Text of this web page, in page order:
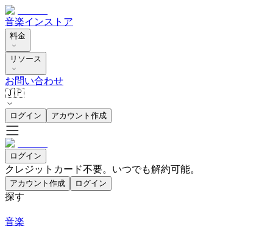
音楽インストア
料金
リソース
お問い合わせ
🇯🇵
ログイン アカウント作成
ログイン
クレジットカード不要。いつでも解約可能。
アカウント作成 ログイン
探す
音楽